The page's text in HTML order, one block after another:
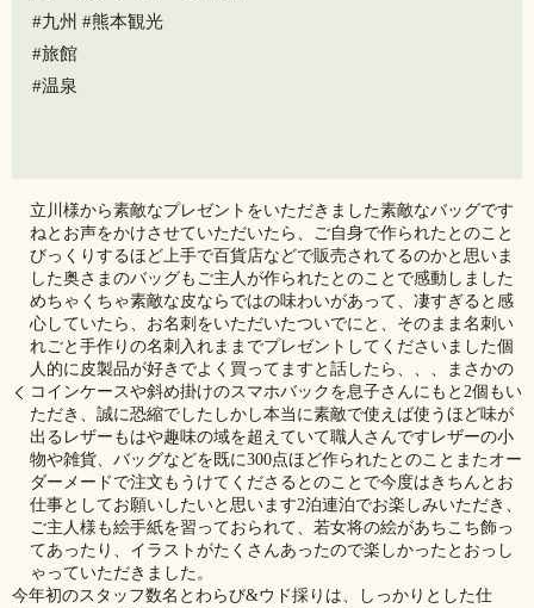
#九州 #熊本観光
#旅館
#温泉
立川様から素敵なプレゼントをいただきました素敵なバッグです
ねとお声をかけさせていただいたら、ご自身で作られたとのこと️
びっくりするほど上手で百貨店などで販売されてるのかと思いま
した奥さまのバッグもご主人が作られたとのことで感動しました️
めちゃくちゃ素敵な皮ならではの味わいがあって、凄すぎると感
心していたら、お名刺をいただいたついでにと、そのまま名刺い
れごと手作りの名刺入れままでプレゼントしてくださいました️個
人的に皮製品が好きでよく買ってますと話したら、、、まさかの
コインケースや斜め掛けのスマホバックを息子さんにもと2個もい
ただき、誠に恐縮でしたしかし本当に素敵で使えば使うほど味が
出るレザー️もはや趣味の域を超えていて職人さんです️レザーの小
物や雑貨、バッグなどを既に300点ほど作られたとのこと️またオー
ダーメードで注文もうけてくださるとのことで今度はきちんとお
仕事としてお願いしたいと思います️2泊連泊でお楽しみいただき、
ご主人様も絵手紙を習っておられて、若女将の絵があちこち飾っ
てあったり、イラストがたくさんあったので楽しかったとおっし
ゃっていただきました。
今年初のスタッフ数名とわらび&ウド採りは、しっかりとした仕